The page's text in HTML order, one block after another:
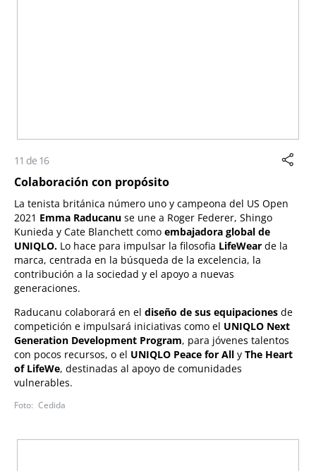
11 de 16
Colaboración con propósito
La tenista británica número uno y campeona del US Open
2021 Emma Raducanu se une a Roger Federer, Shingo
Kunieda y Cate Blanchett como embajadora global de
UNIQLO. Lo hace para impulsar la filosofia LifeWear de la
marca, centrada en la búsqueda de la excelencia, la
contribución a la sociedad y el apoyo a nuevas
generaciones.
Raducanu colaborará en el diseño de sus equipaciones de
competición e impulsará iniciativas como el UNIQLO Next
Generation Development Program, para jóvenes talentos
con pocos recursos, o el UNIQLO Peace for All y The Heart
of LifeWe, destinadas al apoyo de comunidades
vulnerables.
Cedida